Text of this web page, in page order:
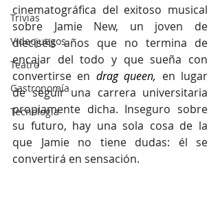
Trivias
Videojuegos
Teatro
Gastronomía
Tecnología
cinematográfica del exitoso musical
sobre Jamie New, un joven de
dieciséis años que no termina de
encajar del todo y que sueña con
convertirse en drag queen, en lugar
de seguir una carrera universitaria
propiamente dicha. Inseguro sobre
su futuro, hay una sola cosa de la
que Jamie no tiene dudas: él se
convertirá en sensación.